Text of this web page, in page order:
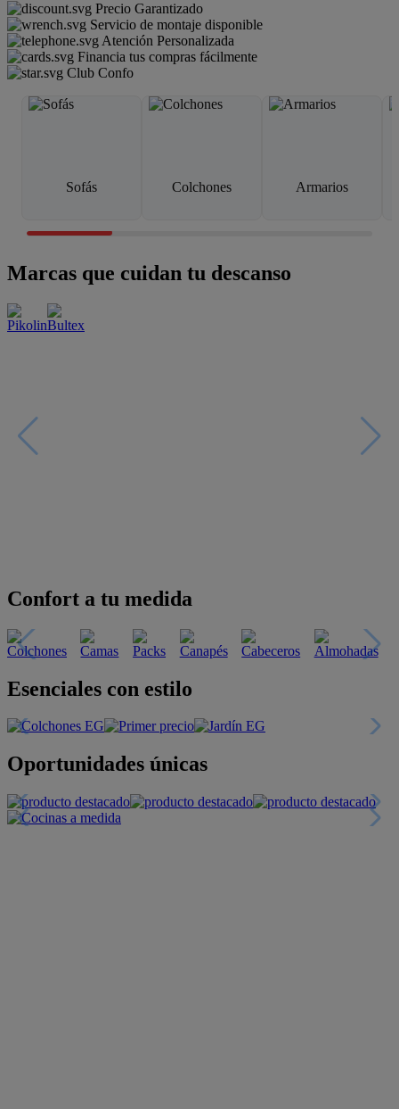
Precio Garantizado
Servicio de montaje disponible
Atención Personalizada
Financia tus compras fácilmente
Club Confo
Sofás Colchones Armarios
Marcas que cuidan tu descanso
Confort a tu medida
Esenciales con estilo
Oportunidades únicas